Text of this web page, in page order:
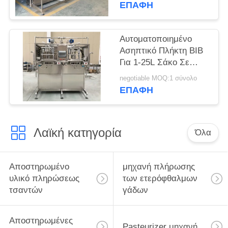
ΕΠΑΦΉ
Αυτοματοποιημένο
Ασηπτικό Πλήκτη BIB
Για 1-25L Σάκο Σε
Κουτί Τομάτα/Μάνγκο/
Σοσά μήλου Μηχανή
negotiable MOQ:1 σύνολο
ΕΠΑΦΉ
Λαϊκή κατηγορία Όλα
Αποστηρωμένο
υλικό πληρώσεως
τσαντών
μηχανή πλήρωσης
των ετερόφθαλμων
γάδων
Αποστηρωμένες